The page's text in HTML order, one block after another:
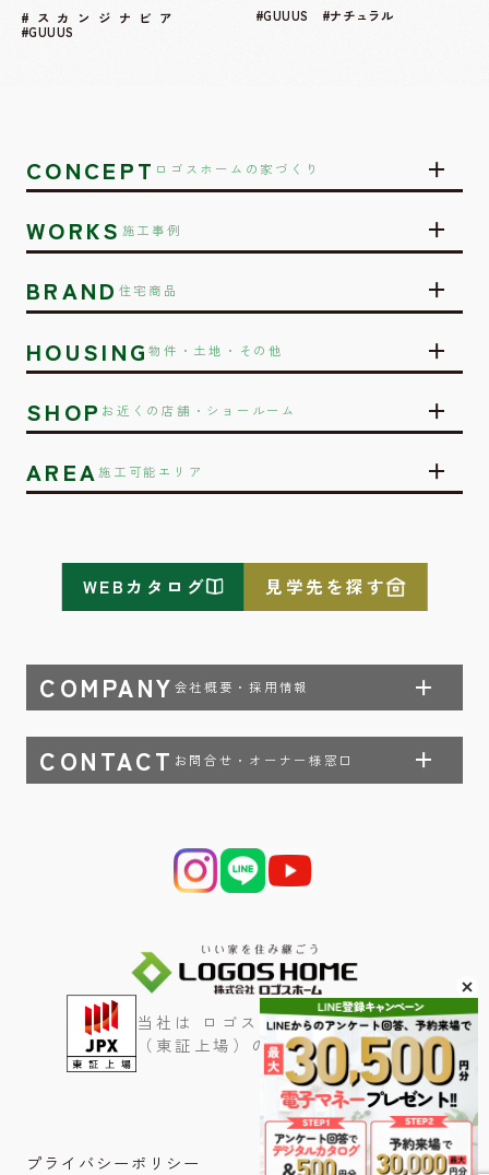
#スカンジナビア
#GUUUS
#GUUUS #ナチュラル
CONCEPT ロゴスホームの家づくり
WORKS 施工事例
BRAND 住宅商品
HOUSING物件・土地・その他
SHOP お近くの店舗・ショールーム
AREA施工可能エリア
COMPANY 会社概要・採用情報
CONTACT お問合せ・オーナー様窓口
WEBカタログ 見学先を探す
当社は ロゴスホールディングス
（東証上場）のグループ会社です
プライバシーポリシー